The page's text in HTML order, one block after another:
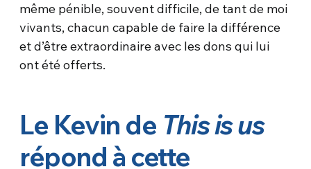
même pénible, souvent difficile, de tant de moi
vivants, chacun capable de faire la différence
et d’être extraordinaire avec les dons qui lui
ont été offerts.
Le Kevin de This is us
répond à cette